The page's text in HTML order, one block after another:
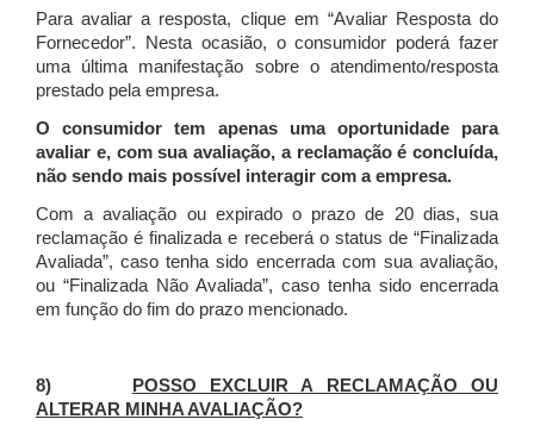
Para avaliar a resposta, clique em “Avaliar Resposta do
Fornecedor”. Nesta ocasião, o consumidor poderá fazer
uma última manifestação sobre o atendimento/resposta
prestado pela empresa.
O consumidor tem apenas uma oportunidade para
avaliar e, com sua avaliação, a reclamação é concluída,
não sendo mais possível interagir com a empresa.
Com a avaliação ou expirado o prazo de 20 dias, sua
reclamação é finalizada e receberá o status de “Finalizada
Avaliada”, caso tenha sido encerrada com sua avaliação,
ou “Finalizada Não Avaliada”, caso tenha sido encerrada
em função do fim do prazo mencionado.
8)
POSSO EXCLUIR A RECLAMAÇÃO OU
ALTERAR MINHA AVALIAÇÃO?